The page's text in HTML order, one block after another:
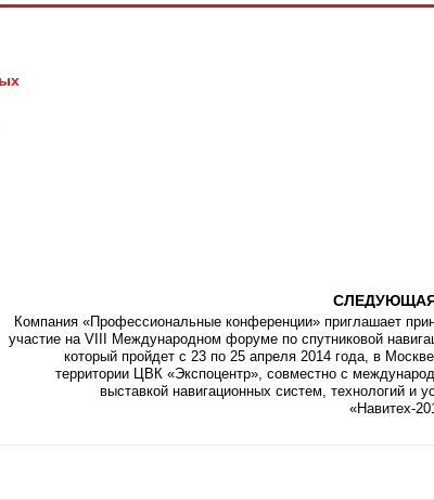
Компания «Профессиональные конференции» приглашает
участие на VIII Международном форуме по спутниковой
который пройдет с 23 по 25 апреля 2014 года, в
территории ЦВК «Экспоцентр», совместно с
выставкой навигационных систем, технологий и
«Навитех-